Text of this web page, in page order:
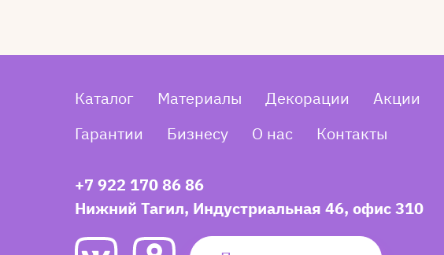
Каталог Материалы Декорации Акции
Гарантии
Бизнесу О нас Контакты
+7 922 170 86 86
Нижний Тагил, Индустриальная 46, офис 310